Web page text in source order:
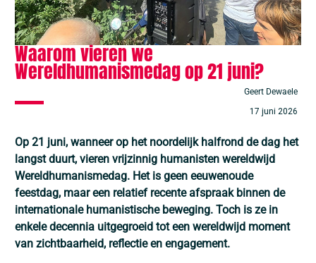
Waarom vieren we
Wereldhumanismedag op 21 juni?
Geert Dewaele
17 juni 2026
Op 21 juni, wanneer op het noordelijk halfrond de dag het
langst duurt, vieren vrijzinnig humanisten wereldwijd
Wereldhumanismedag. Het is geen eeuwenoude
feestdag, maar een relatief recente afspraak binnen de
internationale humanistische beweging. Toch is ze in
enkele decennia uitgegroeid tot een wereldwijd moment
van zichtbaarheid, reflectie en engagement.